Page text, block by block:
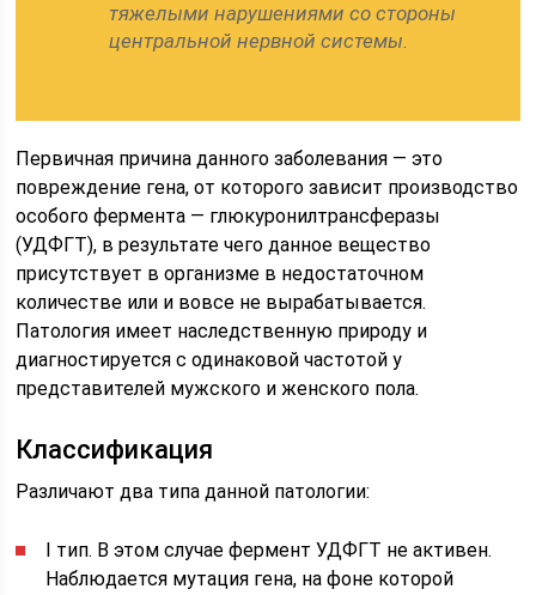
тяжелыми нарушениями со стороны
центральной нервной системы.
Первичная причина данного заболевания — это
повреждение гена, от которого зависит производство
особого фермента — глюкуронилтрансферазы
(УДФГТ), в результате чего данное вещество
присутствует в организме в недостаточном
количестве или и вовсе не вырабатывается.
Патология имеет наследственную природу и
диагностируется с одинаковой частотой у
представителей мужского и женского пола.
Классификация
Различают два типа данной патологии:
I тип. В этом случае фермент УДФГТ не активен.
Наблюдается мутация гена, на фоне которой